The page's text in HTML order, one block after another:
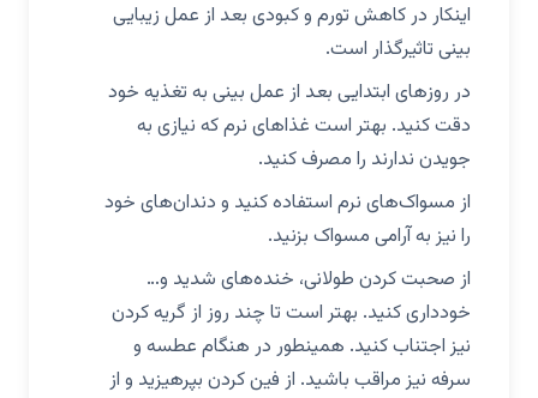
اینکار در کاهش تورم و کبودی بعد از عمل زیبایی
بینی تاثیرگذار است.
در روزهای ابتدایی بعد از عمل بینی به تغذیه خود
دقت کنید. بهتر است غذاهای نرم که نیازی به
جویدن ندارند را مصرف کنید.
از مسواک‌های نرم استفاده کنید و دندان‌های خود
را نیز به آرامی مسواک بزنید.
از صحبت کردن طولانی، خنده‌های شدید و…
خودداری کنید. بهتر است تا چند روز از گریه کردن
نیز اجتناب کنید. همینطور در هنگام عطسه و
سرفه نیز مراقب باشید. از فین کردن بپرهیزید و از